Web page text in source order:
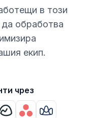
в този
обработва
екип.
чрез